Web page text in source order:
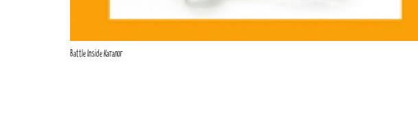
Battle Inside Каталог